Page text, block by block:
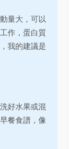
量大，可以
作，蛋白質
我的建議是
好水果或混
餐食譜，像